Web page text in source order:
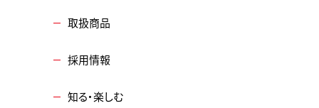
取扱商品
採用情報
知る・楽しむ